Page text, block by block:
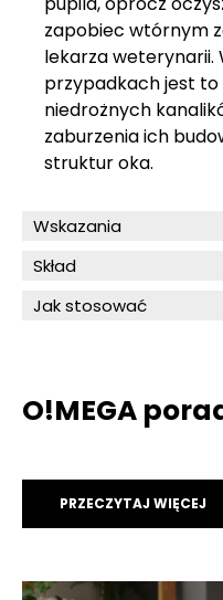
zapobiec wtórnym
lekarza weterynarii.
przypadkach jest
niedrożnych
zaburzenia ich
struktur oka.
Wskazania
Skład
Jak stosować
O!MEGA
PRZECZYTAJ WIĘCEJ